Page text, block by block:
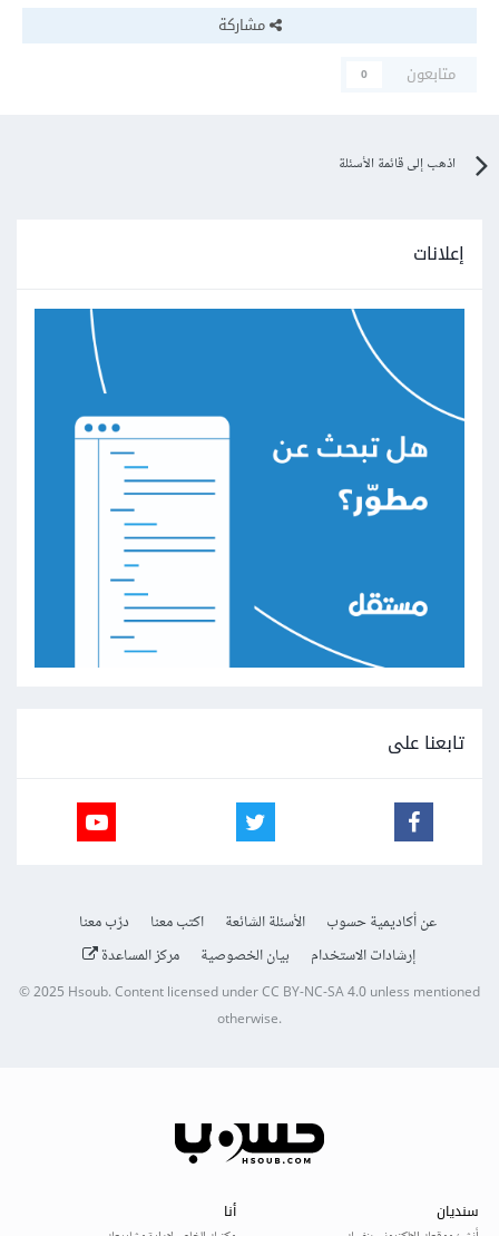
مشاركة
متابعون
0
اذهب إلى قائمة الأسئلة
إعلانات
تابعنا على
عن أكاديمية حسوب الأسئلة الشائعة اكتب معنا
درّب معنا
إرشادات الاستخدام
بيان الخصوصية مركز المساعدة
© 2025Hsoub.Content licensed underCC BY-NC-SA 4.0unless mentioned
otherwise.